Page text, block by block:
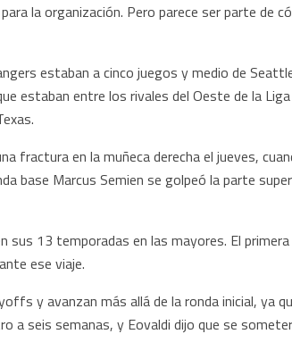
la organización. Pero parece ser parte de
estaban a cinco juegos y medio de
estaban entre los rivales del Oeste de la
fractura en la muñeca derecha el jueves,
base Marcus Semien se golpeó la parte
13 temporadas en las mayores. El
ese viaje.
y avanzan más allá de la ronda inicial, ya
a seis semanas, y Eovaldi dijo que se